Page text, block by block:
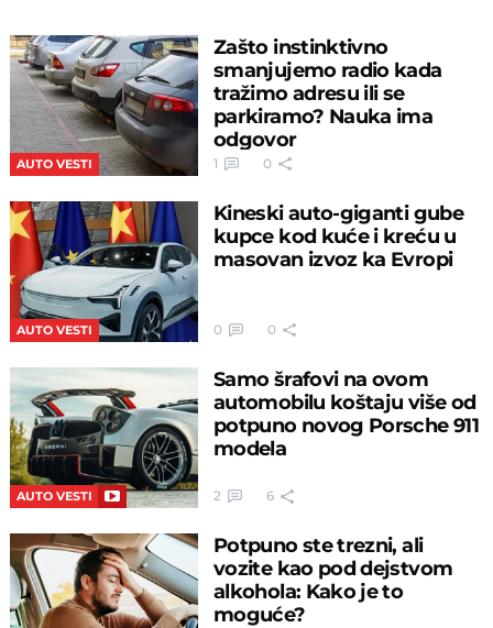
AUTO VESTI
Zašto instinktivno
smanjujemo radio kada
tražimo adresu ili se
parkiramo? Nauka ima
odgovor
1 0
AUTO VESTI
Kineski auto-giganti gube
kupce kod kuće i kreću u
masovan izvoz ka Evropi
0 0
AUTO VESTI
Samo šrafovi na ovom
automobilu koštaju više od
potpuno novog Porsche 911
modela
2 6
Potpuno ste trezni, ali
vozite kao pod dejstvom
alkohola: Kako je to
moguće?